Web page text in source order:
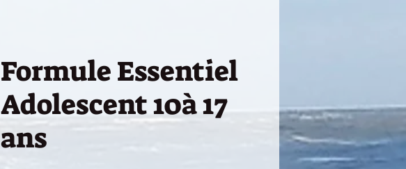
Formule Essentiel
Adolescent 10à 17
ans